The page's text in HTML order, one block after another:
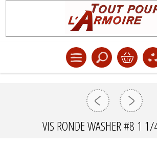
VIS RONDE WASHER #8 1